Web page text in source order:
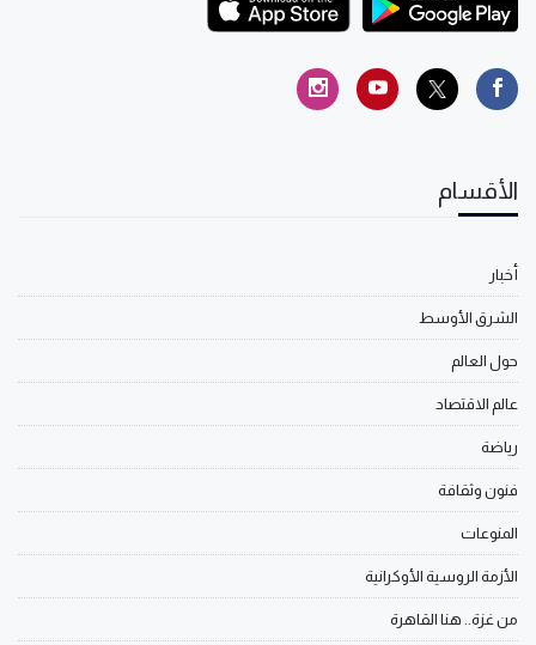
الأقسام
أخبار
الشرق الأوسط
حول العالم
عالم الاقتصاد
رياضة
فنون وثقافة
المنوعات
الأزمة الروسية الأوكرانية
من غزة.. هنا القاهرة